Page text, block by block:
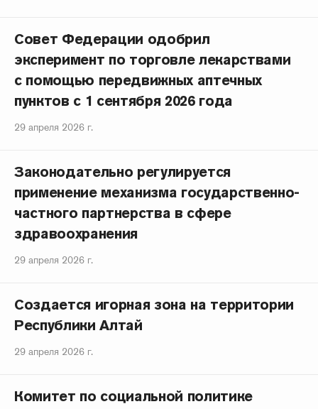
Совет Федерации одобрил
эксперимент по торговле лекарствами
с помощью передвижных аптечных
пунктов с 1 сентября 2026 года
29 апреля 2026 г.
Законодательно регулируется
применение механизма государственно-
частного партнерства в сфере
здравоохранения
29 апреля 2026 г.
Создается игорная зона на территории
Республики Алтай
29 апреля 2026 г.
Комитет по социальной политике